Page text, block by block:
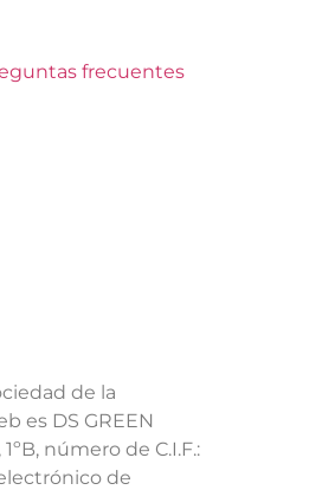
frecuentes
de la
es DS GREEN
número de C.I.F.:
electrónico de